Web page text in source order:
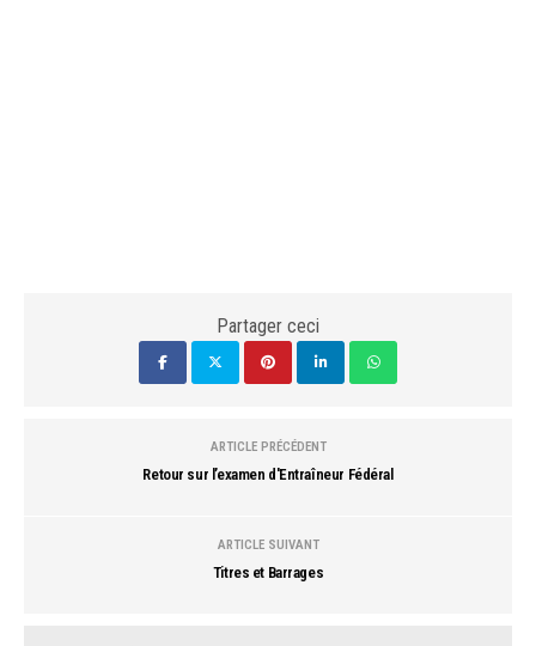
Partager ceci
ARTICLE PRÉCÉDENT
Retour sur l’examen d'Entraîneur Fédéral
ARTICLE SUIVANT
Titres et Barrages